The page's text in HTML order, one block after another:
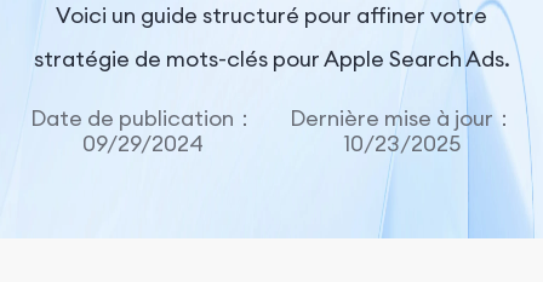
Entreprise
Voici un guide structuré pour affiner votre
stratégie de mots-clés pour Apple Search Ads.
Date de publication：
09/29/2024
Dernière mise à jour：
10/23/2025